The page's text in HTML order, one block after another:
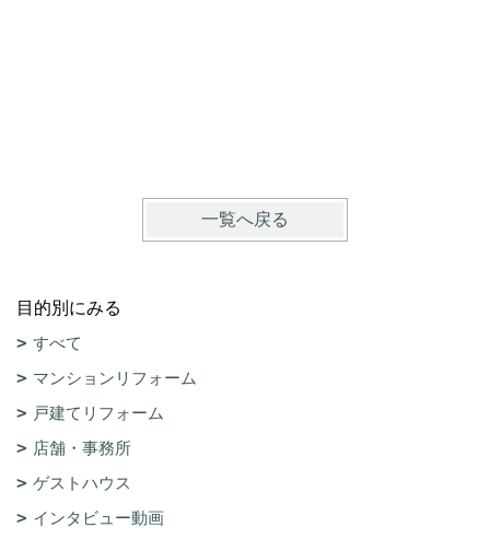
一覧へ戻る
目的別にみる
すべて
マンションリフォーム
戸建てリフォーム
店舗・事務所
ゲストハウス
インタビュー動画